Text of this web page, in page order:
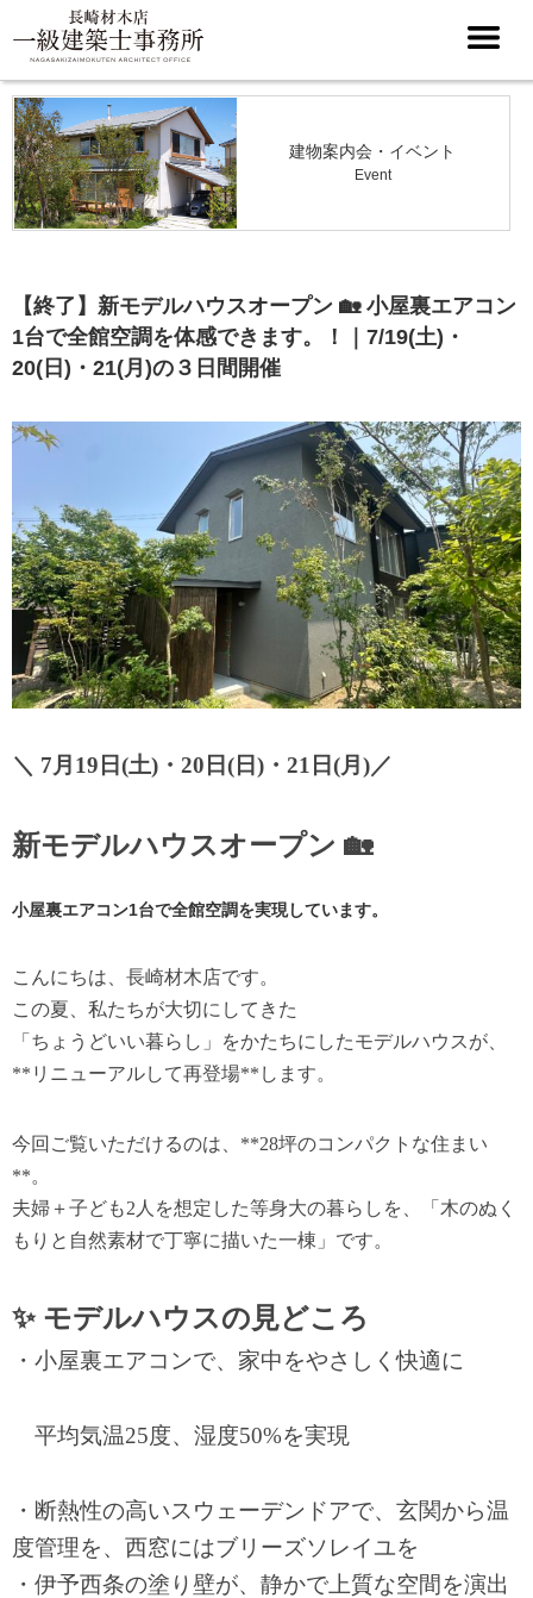
建物案内会・イベント
Event
【終了】新モデルハウスオープン 🏡 小屋裏エアコン
1台で全館空調を体感できます。！｜7/19(土)・
20(日)・21(月)の３日間開催
＼ 7月19日(土)・20日(日)・21日(月)／
新モデルハウスオープン 🏡
小屋裏エアコン1台で全館空調を実現しています。
こんにちは、長崎材木店です。
この夏、私たちが大切にしてきた
「ちょうどいい暮らし」をかたちにしたモデルハウスが、
**リニューアルして再登場**します。
今回ご覧いただけるのは、**28坪のコンパクトな住まい
**。
夫婦＋子ども2人を想定した等身大の暮らしを、「木のぬく
もりと自然素材で丁寧に描いた一棟」です。
✨ モデルハウスの見どころ
・小屋裏エアコンで、家中をやさしく快適に
平均気温25度、湿度50%を実現
・断熱性の高いスウェーデンドアで、玄関から温
度管理を、西窓にはブリーズソレイユを
・ 伊予西条の塗り壁が、静かで上質な空間を演出